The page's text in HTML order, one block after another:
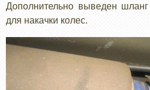
Дополнительно выведен
для накачки колес.